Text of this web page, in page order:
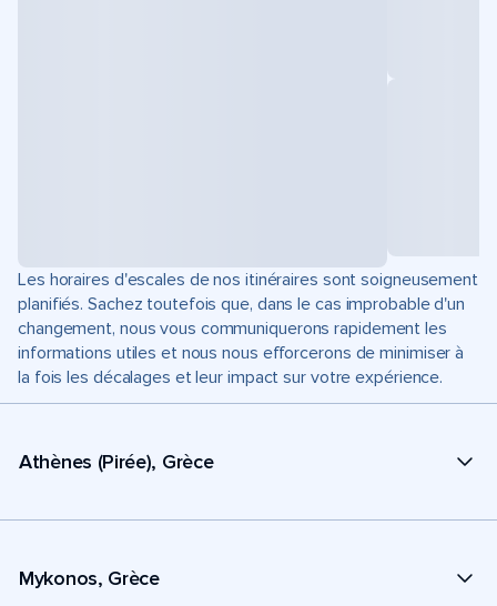
Les horaires d'escales de nos itinéraires sont soigneusement
planifiés. Sachez toutefois que, dans le cas improbable d'un
changement, nous vous communiquerons rapidement les
informations utiles et nous nous efforcerons de minimiser à
la fois les décalages et leur impact sur votre expérience.
Athènes (Pirée), Grèce
Mykonos, Grèce